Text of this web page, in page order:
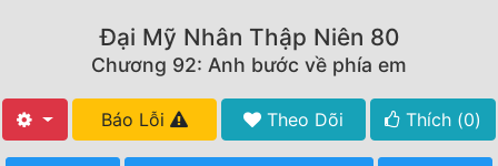
Tất Cả
Đại Mỹ Nhân Thập Niên 80
Chương 92: Anh bước về phía em
Báo Lỗi Theo Dõi Thích (0)